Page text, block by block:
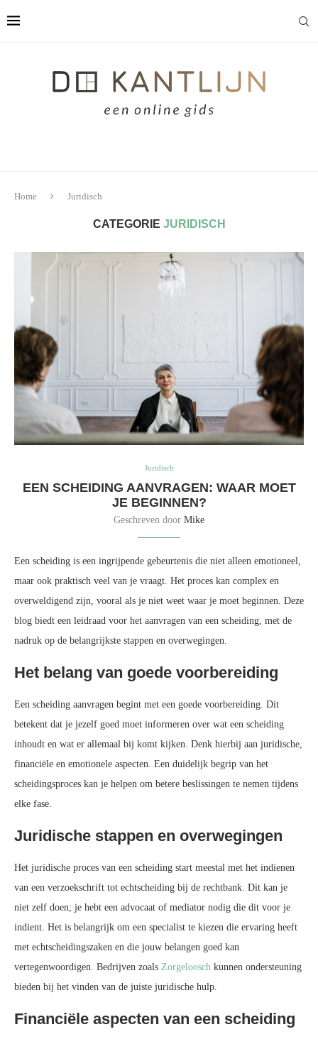
Home Juridisch
CATEGORIE JURIDISCH
Juridisch
EEN SCHEIDING AANVRAGEN: WAAR MOET
JE BEGINNEN?
Geschreven door Mike
Een scheiding is een ingrijpende gebeurtenis die niet alleen emotioneel,
maar ook praktisch veel van je vraagt. Het proces kan complex en
overweldigend zijn, vooral als je niet weet waar je moet beginnen. Deze
blog biedt een leidraad voor het aanvragen van een scheiding, met de
nadruk op de belangrijkste stappen en overwegingen.
Het belang van goede voorbereiding
Een scheiding aanvragen begint met een goede voorbereiding. Dit
betekent dat je jezelf goed moet informeren over wat een scheiding
inhoudt en wat er allemaal bij komt kijken. Denk hierbij aan juridische,
financiële en emotionele aspecten. Een duidelijk begrip van het
scheidingsproces kan je helpen om betere beslissingen te nemen tijdens
elke fase.
Juridische stappen en overwegingen
Het juridische proces van een scheiding start meestal met het indienen
van een verzoekschrift tot echtscheiding bij de rechtbank. Dit kan je
niet zelf doen; je hebt een advocaat of mediator nodig die dit voor je
indient. Het is belangrijk om een specialist te kiezen die ervaring heeft
met echtscheidingszaken en die jouw belangen goed kan
vertegenwoordigen. Bedrijven zoals Zorgeloosch kunnen ondersteuning
bieden bij het vinden van de juiste juridische hulp.
Financiële aspecten van een scheiding